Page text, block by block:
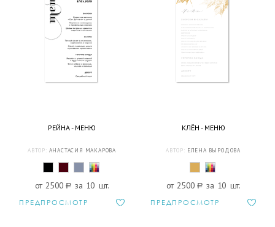
РЕЙНА - МЕНЮ
АВТОР: АНАСТАСИЯ МАКАРОВА
от 2500 a за 10 шт.
ПРЕДПРОСМОТР
КЛЁН - МЕНЮ
АВТОР: ЕЛЕНА ВЫРОДОВА
от 2500 a за 10 шт.
ПРЕДПРОСМОТР